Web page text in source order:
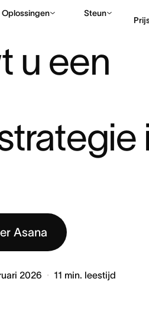
Oplossingen Steun
u een
Asana
2026 11 min. leestijd